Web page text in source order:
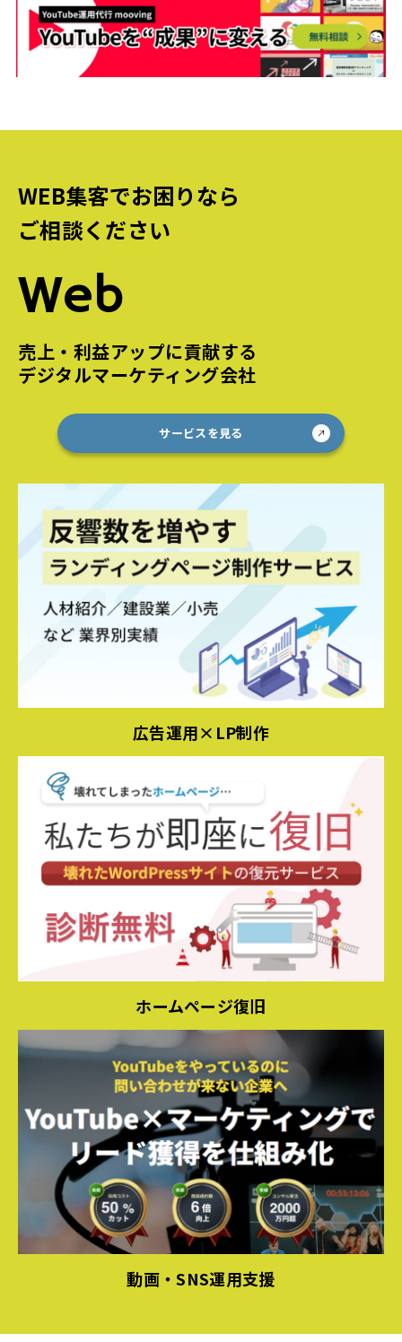
WEB集客でお困りなら
ご相談ください
Web
売上・利益アップに貢献する
デジタルマーケティング会社
サービスを見る
広告運用×LP制作
ホームページ復旧
動画・SNS運用支援